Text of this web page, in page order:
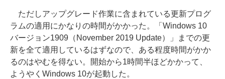
ただしアップグレード作業に含まれている更新プログ
ラムの適用にかなりの時間がかかった。「Windows 10
バージョン1909（November 2019 Update）」までの更
新を全て適用しているはずなので、ある程度時間がかか
るのはやむを得ない。開始から1時間半ほどかかって、
ようやくWindows 10が起動した。